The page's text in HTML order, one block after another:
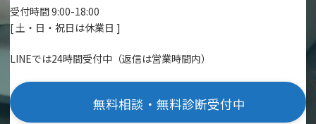
受付時間 9:00-18:00
[ 土・日・祝日は休業日 ]
LINEでは24時間受付中（返信は営業時間内）
無料相談・無料診断受付中